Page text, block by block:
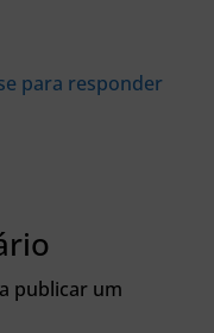
para responder
publicar um